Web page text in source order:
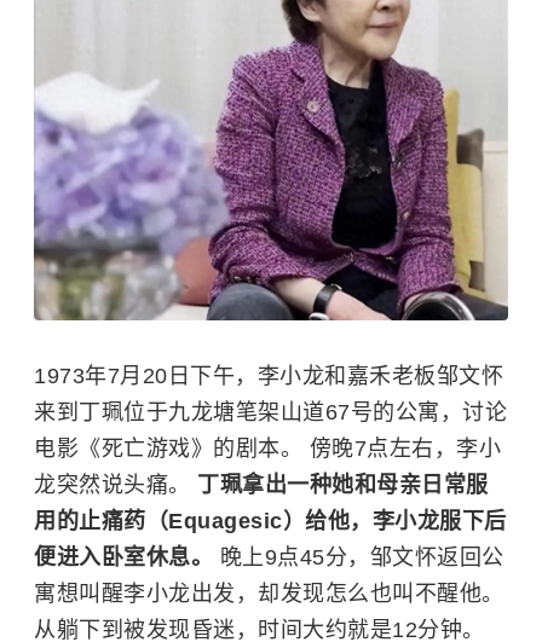
1973年7月20日下午，李小龙和嘉禾老板邹文怀
来到丁珮位于九龙塘笔架山道67号的公寓，讨论
电影《死亡游戏》的剧本。 傍晚7点左右， 李小
龙突然说头痛。 丁珮拿出一种她和母亲日常服
用的止痛药（Equagesic）给他，李小龙服下后
便进入卧室休息。
晚上9点45分， 邹文怀返回公
寓想叫醒李小龙出发，却发现怎么也叫不醒他。
从躺下到被发现昏迷，时间大约就是12分钟。